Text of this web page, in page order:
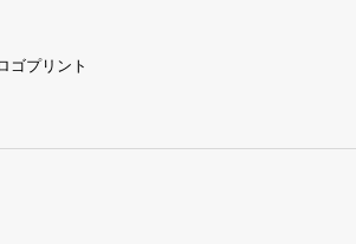
ゴプリント